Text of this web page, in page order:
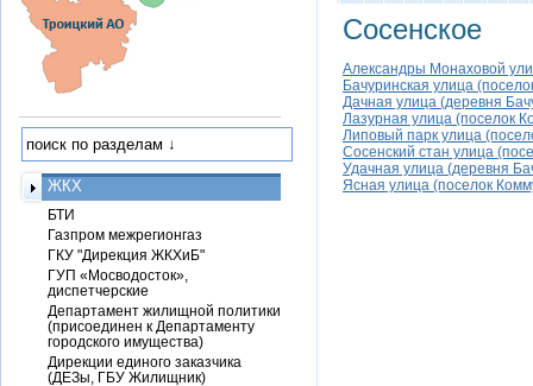
Сосенское
Александры Монаховой
Бачуринская улица
Дачная улица (деревня
Лазурная улица (поселок
Липовый парк улица
Сосенский стан улица
Удачная улица (деревня
Ясная улица (поселок
ЖКХ
БТИ
Газпром межрегионгаз
ГКУ "Дирекция ЖКХиБ"
ГУП «Мосводосток»,
диспетчерские
Департамент жилищной политики
(присоединен к Департаменту
городского имущества)
Дирекции единого заказчика
(ДЕЗы, ГБУ Жилищник)